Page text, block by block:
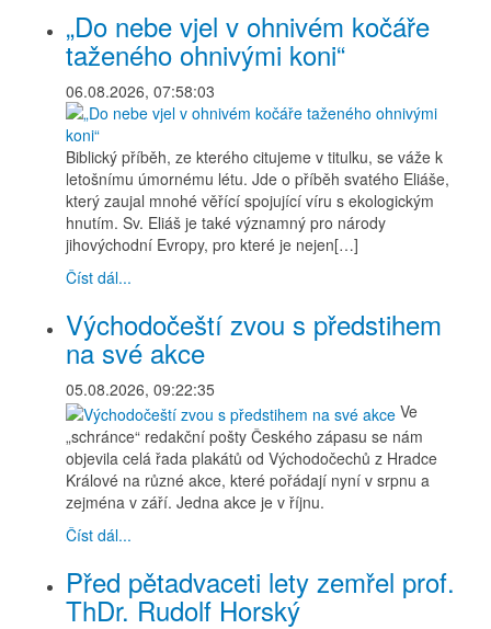
„Do nebe vjel v ohnivém kočáře
taženého ohnivými koni“
06.08.2026, 07:58:03
Biblický příběh, ze kterého citujeme v titulku, se váže k
letošnímu úmornému létu. Jde o příběh svatého Eliáše,
který zaujal mnohé věřící spojující víru s ekologickým
hnutím. Sv. Eliáš je také významný pro národy
jihovýchodní Evropy, pro které je nejen[…]
Číst dál...
Východočeští zvou s předstihem
na své akce
05.08.2026, 09:22:35
Ve
„schránce“ redakční pošty Českého zápasu se nám
objevila celá řada plakátů od Východočechů z Hradce
Králové na různé akce, které pořádají nyní v srpnu a
zejména v září. Jedna akce je v říjnu.
Číst dál...
Před pětadvaceti lety zemřel prof.
ThDr. Rudolf Horský